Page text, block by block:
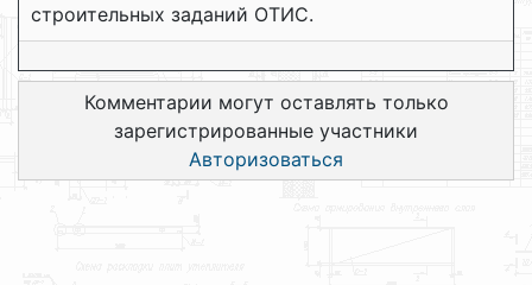
строительных заданий ОТИС.
Комментарии могут оставлять только
зарегистрированные участники
Авторизоваться